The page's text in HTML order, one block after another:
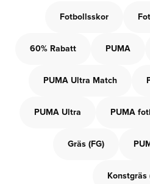
Fotbollsskor
60% Rabatt PUMA
PUMA Ultra Match
PUMA Ultra PUMA
Gräs (FG)
Konstgräs